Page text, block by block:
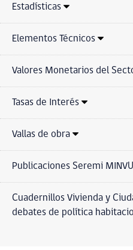
Estadísticas
Elementos Técnicos
Valores Monetarios del
Tasas de Interés
Vallas de obra
Publicaciones Seremi MINVU
Cuadernillos Vivienda y
debates de política